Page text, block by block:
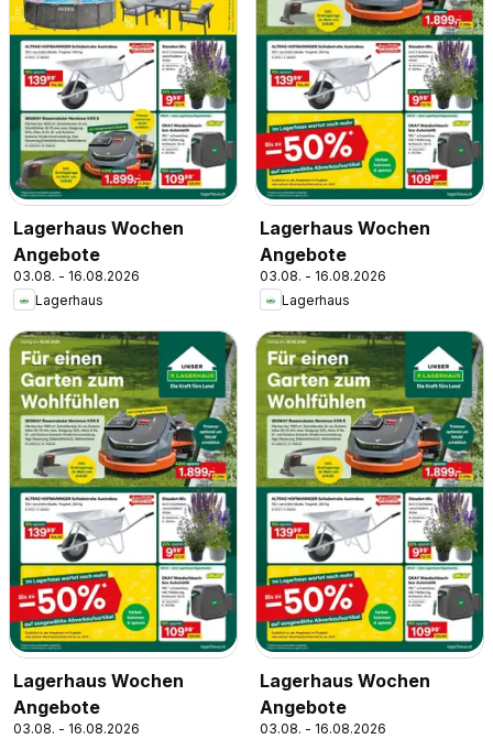
Lagerhaus Wochen
Angebote
03.08. - 16.08.2026
Lagerhaus
Lagerhaus Wochen
Angebote
03.08. - 16.08.2026
Lagerhaus
Lagerhaus Wochen
Angebote
03.08. - 16.08.2026
Lagerhaus Wochen
Angebote
03.08. - 16.08.2026